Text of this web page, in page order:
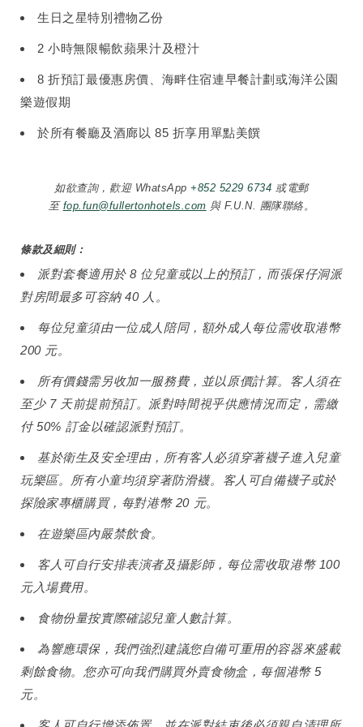
生日之星特別禮物乙份
2 小時無限暢飲蘋果汁及橙汁
8 折預訂最優惠房價、海畔住宿連早餐計劃或海洋公園
樂遊假期
於所有餐廳及酒廊以 85 折享用單點美饌
如欲查詢，歡迎 WhatsApp+852 5229 6734 或電郵
至 fop.fun@fullertonhotels.com 與 F.U.N. 團隊聯絡。
條款及細則：
派對套餐適用於 8 位兒童或以上的預訂，而張保仔洞派
對房間最多可容納 40 人。
每位兒童須由一位成人陪同，額外成人每位需收取港幣
200 元。
所有價錢需另收加一服務費，並以原價計算。客人須在
至少 7 天前提前預訂。派對時間視乎供應情況而定，需繳
付 50% 訂金以確認派對預訂。
基於衛生及安全理由，所有客人必須穿著襪子進入兒童
玩樂區。所有小童均須穿著防滑襪。客人可自備襪子或於
探險家專櫃購買，每對港幣 20 元。
在遊樂區內嚴禁飲食。
客人可自行安排表演者及攝影師，每位需收取港幣 100
元入場費用。
食物份量按實際確認兒童人數計算。
為響應環保，我們強烈建議您自備可重用的容器來盛載
剩餘食物。您亦可向我們購買外賣食物盒，每個港幣 5
元。